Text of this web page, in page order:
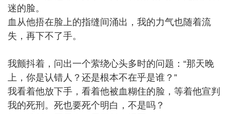
迷的脸。
血从他捂在脸上的指缝间涌出，我的力气也随着流
失，再下不了手。
我颤抖着，问出一个萦绕心头多时的问题：“那天晚
上，你是认错人？还是根本不在乎是谁？”
我看着他放下手，看着他被血糊住的脸，等着他宣判
我的死刑。死也要死个明白，不是吗？